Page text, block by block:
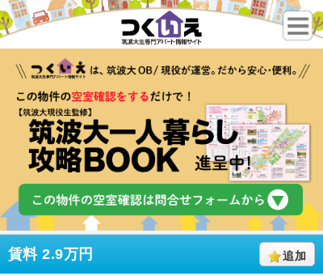
賃料 2.9万円 追加